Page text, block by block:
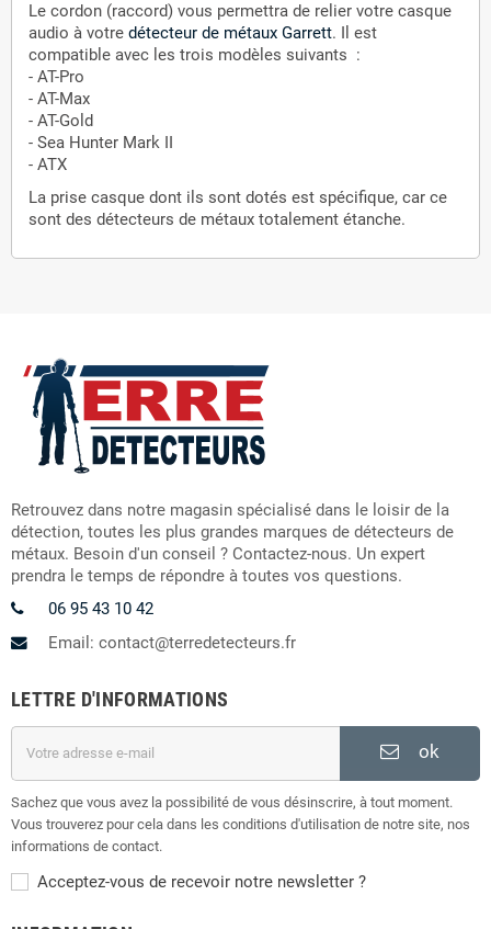
Le cordon (raccord) vous permettra de relier votre casque
audio à votre détecteur de métaux Garrett. Il est
compatible avec les trois modèles suivants :
- AT-Pro
- AT-Max
- AT-Gold
- Sea Hunter Mark II
- ATX
La prise casque dont ils sont dotés est spécifique, car ce
sont des détecteurs de métaux totalement étanche.
Retrouvez dans notre magasin spécialisé dans le loisir de la
détection, toutes les plus grandes marques de détecteurs de
métaux. Besoin d'un conseil ? Contactez-nous. Un expert
prendra le temps de répondre à toutes vos questions.
06 95 43 10 42
Email: contact@terredetecteurs.fr
LETTRE D'INFORMATIONS
ok
Sachez que vous avez la possibilité de vous désinscrire, à tout moment.
Vous trouverez pour cela dans les conditions d'utilisation de notre site, nos
informations de contact.
Acceptez-vous de recevoir notre newsletter ?